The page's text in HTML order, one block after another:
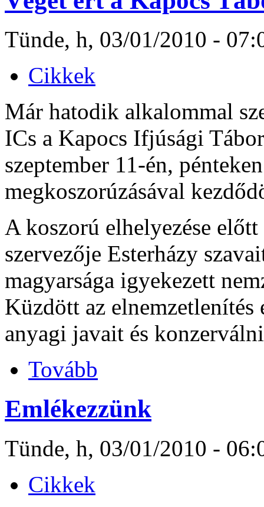
Tünde, h, 03/01/2010 -
Cikkek
Már hatodik alkalommal
ICs a Kapocs Ifjúsági
szeptember 11-én,
megkoszorúzásával
A koszorú elhelyezése
szervezője Esterházy
magyarsága igyekezett
Küzdött az
anyagi javait és
Tovább
Emlékezzünk
Tünde, h, 03/01/2010 -
Cikkek